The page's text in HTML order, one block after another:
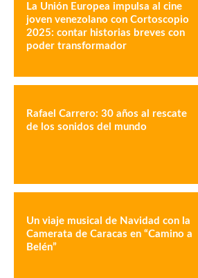
La Unión Europea impulsa al cine
joven venezolano con Cortoscopio
2025: contar historias breves con
poder transformador
Rafael Carrero: 30 años al rescate
de los sonidos del mundo
Un viaje musical de Navidad con la
Camerata de Caracas en “Camino a
Belén”